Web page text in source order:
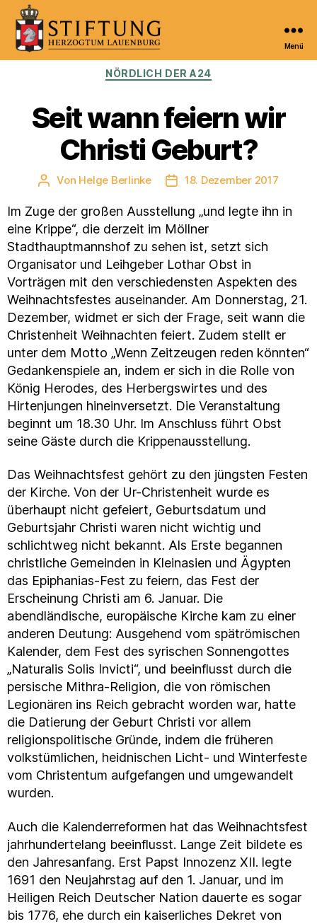
Kulturportal
Herzogtum
Lauenburg
Menü
Kategorien
NÖRDLICH DER A24
Seit wann feiern wir
Christi Geburt?
Beitragsautor
Von Helge Berlinke Veröffentlichungsdatum
18. Dezember 2017
Im Zuge der großen Ausstellung „und legte ihn in
eine Krippe“, die derzeit im Möllner
Stadthauptmannshof zu sehen ist, setzt sich
Organisator und Leihgeber Lothar Obst in
Vorträgen mit den verschiedensten Aspekten des
Weihnachtsfestes auseinander. Am Donnerstag, 21.
Dezember, widmet er sich der Frage, seit wann die
Christenheit Weihnachten feiert. Zudem stellt er
unter dem Motto „Wenn Zeitzeugen reden könnten“
Gedankenspiele an, indem er sich in die Rolle von
König Herodes, des Herbergswirtes und des
Hirtenjungen hineinversetzt. Die Veranstaltung
beginnt um 18.30 Uhr. Im Anschluss führt Obst
seine Gäste durch die Krippenausstellung.
Das Weihnachtsfest gehört zu den jüngsten Festen
der Kirche. Von der Ur-Christenheit wurde es
überhaupt nicht gefeiert, Geburtsdatum und
Geburtsjahr Christi waren nicht wichtig und
schlichtweg nicht bekannt. Als Erste begannen
christliche Gemeinden in Kleinasien und Ägypten
das Epiphanias-Fest zu feiern, das Fest der
Erscheinung Christi am 6. Januar. Die
abendländische, europäische Kirche kam zu einer
anderen Deutung: Ausgehend vom spätrömischen
Kalender, dem Fest des syrischen Sonnengottes
„Naturalis Solis Invicti“, und beeinflusst durch die
persische Mithra-Religion, die von römischen
Legionären ins Reich gebracht worden war, hatte
die Datierung der Geburt Christi vor allem
religionspolitische Gründe, indem die früheren
volkstümlichen, heidnischen Licht- und Winterfeste
vom Christentum aufgefangen und umgewandelt
wurden.
Auch die Kalenderreformen hat das Weihnachtsfest
jahrhundertelang beeinflusst. Lange Zeit bildete es
den Jahresanfang. Erst Papst Innozenz XII. legte
1691 den Neujahrstag auf den 1. Januar, und im
Heiligen Reich Deutscher Nation dauerte es sogar
bis 1776, ehe durch ein kaiserliches Dekret von